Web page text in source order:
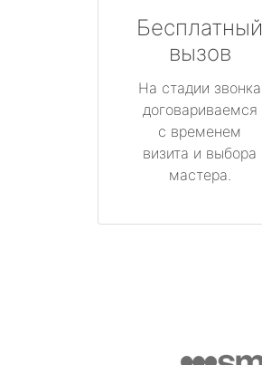
Бесплатный
вызов
На стадии звонка
договариваемся
с временем
визита и выбора
мастера.